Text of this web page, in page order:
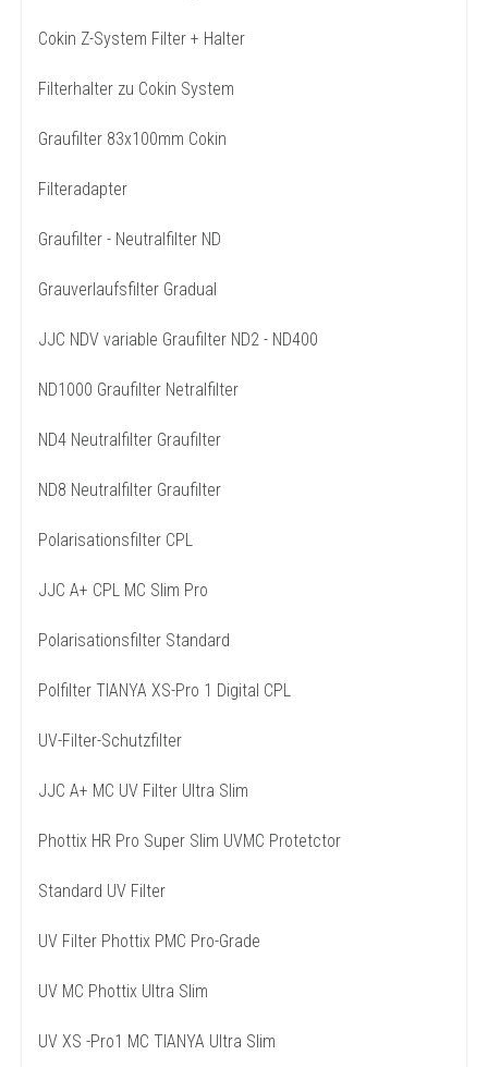
Cokin Z-System Filter + Halter
Filterhalter zu Cokin System
Graufilter 83x100mm Cokin
Filteradapter
Graufilter - Neutralfilter ND
Grauverlaufsfilter Gradual
JJC NDV variable Graufilter ND2 - ND400
ND1000 Graufilter Netralfilter
ND4 Neutralfilter Graufilter
ND8 Neutralfilter Graufilter
Polarisationsfilter CPL
JJC A+ CPL MC Slim Pro
Polarisationsfilter Standard
Polfilter TIANYA XS-Pro 1 Digital CPL
UV-Filter-Schutzfilter
JJC A+ MC UV Filter Ultra Slim
Phottix HR Pro Super Slim UVMC Protetctor
Standard UV Filter
UV Filter Phottix PMC Pro-Grade
UV MC Phottix Ultra Slim
UV XS -Pro1 MC TIANYA Ultra Slim